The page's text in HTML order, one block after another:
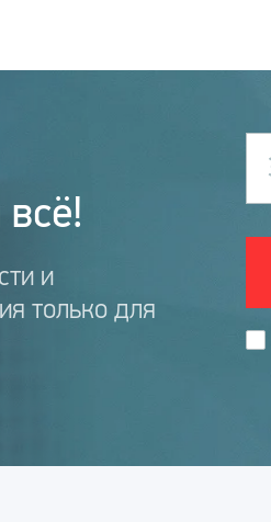
и
только для